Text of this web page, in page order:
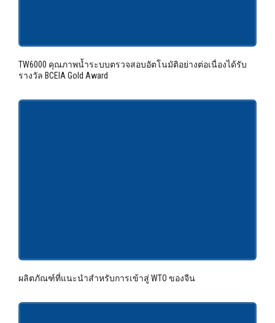
TW6000 คุณภาพน้ำระบบตรวจสอบอัตโนมัติอย่างต่อเนื่องได้รับ
รางวัล BCEIA Gold Award
ผลิตภัณฑ์ที่แนะนำสำหรับการเข้าสู่ WTO ของจีน